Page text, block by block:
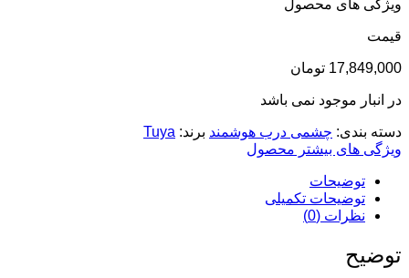
ویژگی های محصول
قيمت
17,849,000 تومان
در انبار موجود نمی باشد
دسته بندی: چشمی درب هوشمند برند: Tuya
ویژگی های بیشتر محصول
توضیحات
توضیحات تکمیلی
نظرات (0)
توضیح